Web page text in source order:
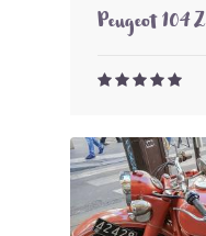
Peugeot 104 Z